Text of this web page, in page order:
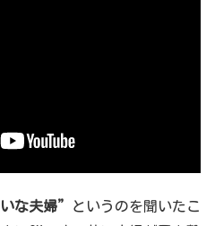
な夫婦”
というのを聞いたこ